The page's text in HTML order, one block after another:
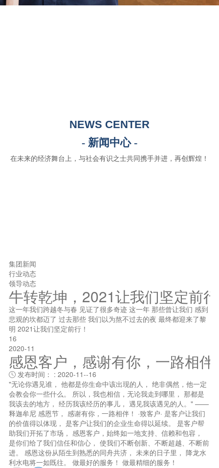
NEWS CENTER
- 新闻中心 -
在未来的经济舞台上，与社会有识之士共同携手并进，再创辉煌！
集团新闻
行业动态
领导动态
牛转乾坤，2021让我们坚定前
这一年我们跨越冬与春 见证了很多奇迹 这一年 那些曾让我们 感到
悲观的坎都迈了 过去那些 我们以为熬不过去的夜 最终都迎来了黎
明 2021让我们坚定前行！
16
2020-11
感恩客户，感谢有你，一路相伴
发布时间： : 2020-11--16
"无论你遇见谁， 他都是你生命中该出现的人， 绝非偶然，他一定
会教会你一些什么。 所以，我也相信，无论我走到哪里， 那都是
我该去的地方， 经历我该经历的事儿， 遇见我该遇见的人。" ——
释迦牟尼 感恩节， 感谢有你，一路相伴！ ·致客户· 是客户让我们
的价值得以体现， 是客户让我们的企业生命得以延续。 是客户帮
助我们开拓了市场， 感恩客户，始终如一地支持、信赖和包容，
是你们给了我们信任和信心， 使我们不断创新、不断超越、不断前
进。 感恩这份从陌生到熟悉的同舟共济， 未来的日子里， 降龙水
利水电将一如既往。 做最好的服务！ 做最精细的服务！